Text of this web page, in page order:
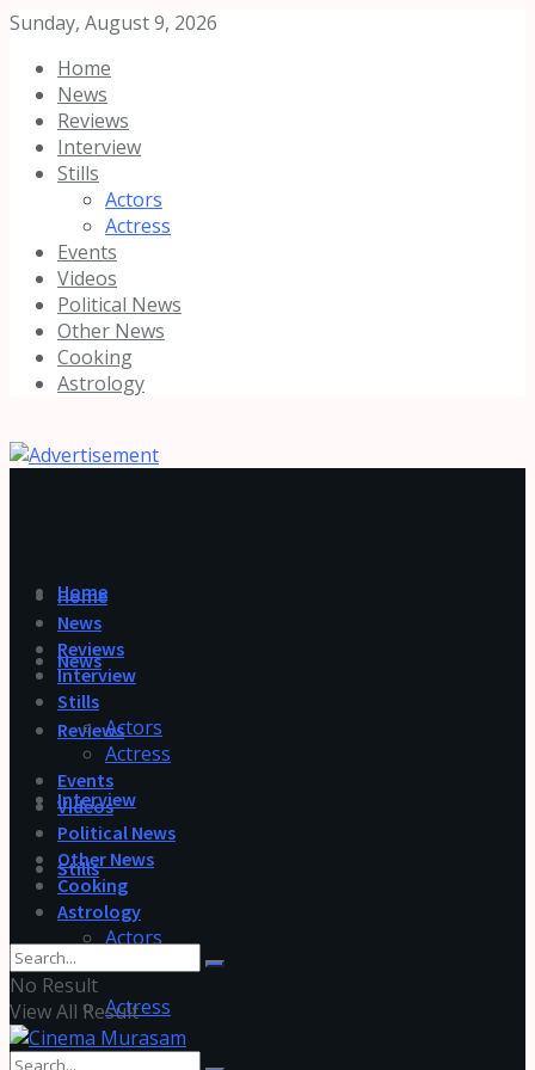
Sunday, August 9, 2026
Home
News
Reviews
Interview
Stills
Actors
Actress
Events
Videos
Political News
Other News
Cooking
Astrology
Home
News
Reviews
Interview
Stills
Actors
Actress
Home
News
Reviews
Interview
Stills
Actors
Actress
Events
Videos
Political News
Other News
Cooking
Astrology
No Result
View All Result